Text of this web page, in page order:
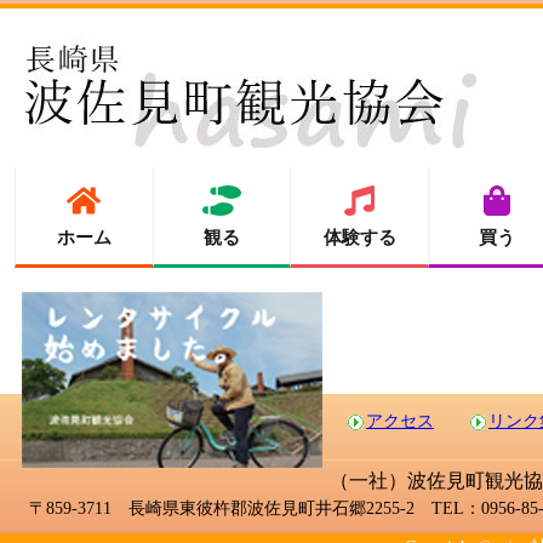
ホーム 観る 体験する 買う
アクセス リン
（一社）波佐見町観光
〒859-3711 長崎県東彼杵郡波佐見町井石郷2255-2 TEL：0956-